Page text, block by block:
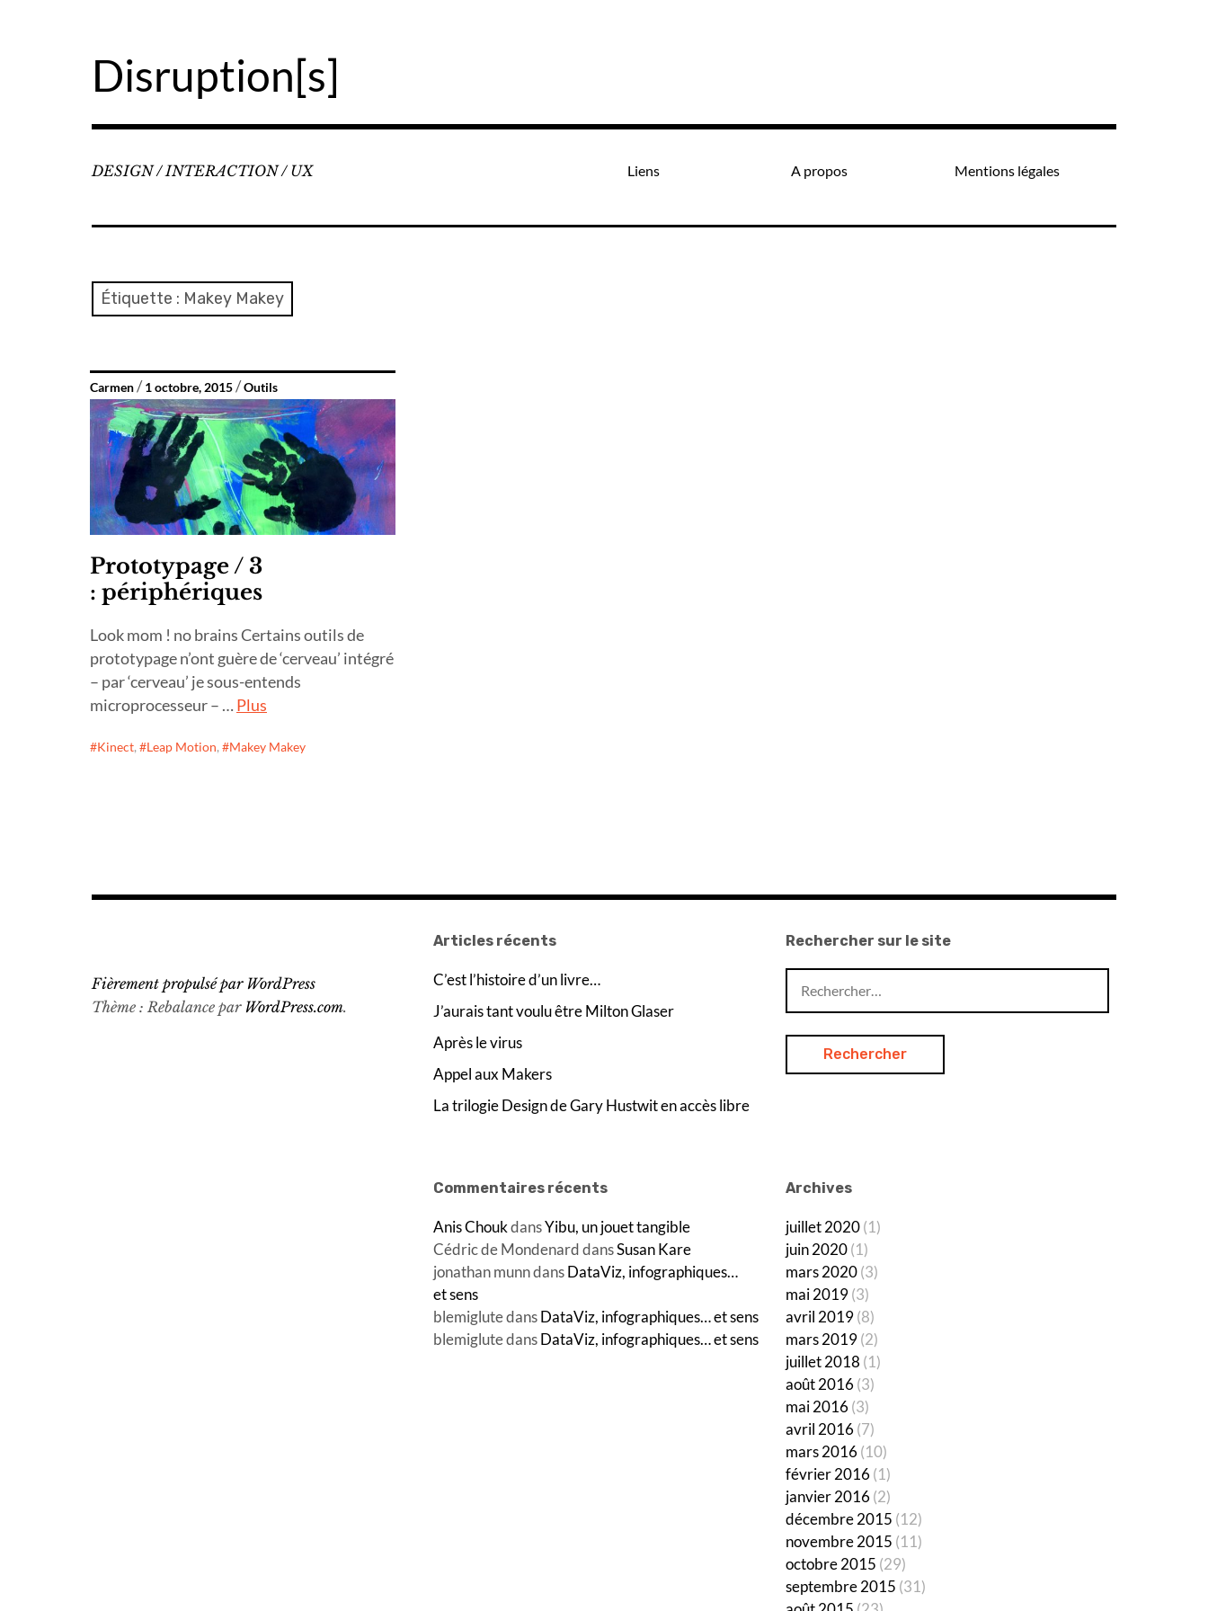
Disruption[s]
DESIGN / INTERACTION / UX Liens A propos Mentions légales
Étiquette : Makey Makey
Carmen 1 octobre, 2015 Outils
Prototypage / 3
: périphériques
Look mom ! no brains Certains outils de
prototypage n’ont guère de ‘cerveau’ intégré
– par ‘cerveau’ je sous-entends
microprocesseur – …Plus
Kinect, Leap Motion, Makey Makey
Articles récents
C’est l’histoire d’un livre…
J’aurais tant voulu être Milton Glaser
Après le virus
Appel aux Makers
La trilogie Design de Gary Hustwit en accès libre
Rechercher sur le site
Commentaires récents
Anis ChoukdansYibu, un jouet tangible
Cédric de MondenarddansSusan Kare
jonathan munndansDataViz, infographiques…
et sens
blemiglutedansDataViz, infographiques… et sens
blemiglutedansDataViz, infographiques… et sens
Archives
juillet 2020(1)
juin 2020(1)
mars 2020(3)
mai 2019(3)
avril 2019(8)
mars 2019(2)
juillet 2018 (1)
août 2016(3)
mai 2016(3)
avril 2016(7)
mars 2016(10)
février 2016(1)
janvier 2016(2)
décembre 2015 (12)
novembre 2015 (11)
octobre 2015 (29)
septembre 2015 (31)
Fièrement propulsé par WordPress
Thème : Rebalance par WordPress.com.